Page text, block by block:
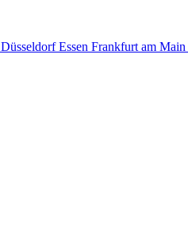
DüsseldorfEssen Frankfurt am Main